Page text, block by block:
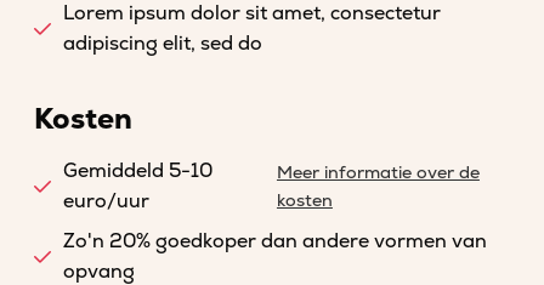
Lorem ipsum dolor sit amet, consectetur
adipiscing elit, sed do
Kosten
Gemiddeld 5-10
euro/uur
Meer informatie over de
kosten
Zo'n 20% goedkoper dan andere vormen van
opvang